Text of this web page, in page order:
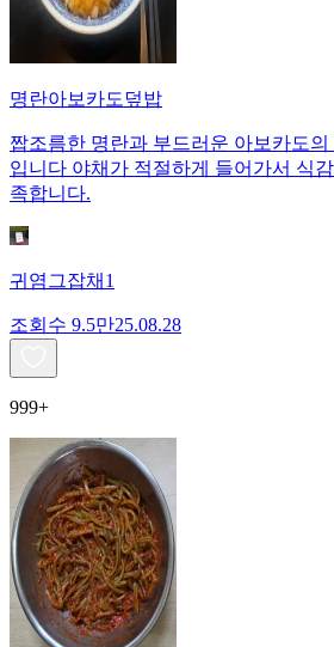
명란아보카도덮밥
짭조름한 명란과 부드러운 아보카도
입니다 야채가 적절하게 들어가서 식
족합니다.
귀염그잡채1
조회수 9.5만25.08.28
999+